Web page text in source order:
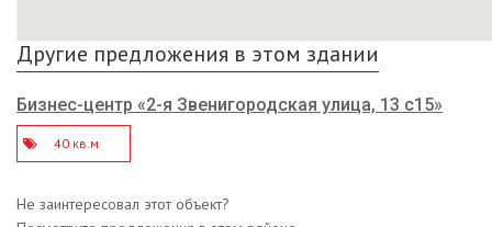
Другие предложения в этом здании
Бизнес-центр «2-я Звенигородская улица, 13 с15»
40 кв.м
Не заинтересовал этот объект?